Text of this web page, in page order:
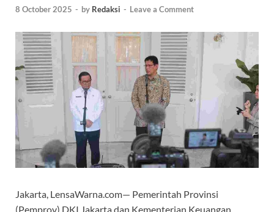
8 October 2025 - by Redaksi - Leave a Comment
Jakarta, LensaWarna.com— Pemerintah Provinsi
(Pemprov) DKI Jakarta dan Kementerian Keuangan